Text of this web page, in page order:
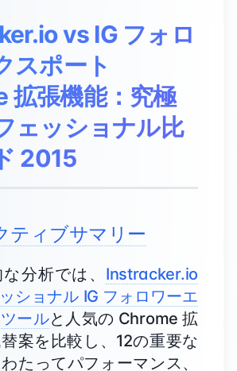
vs IG フォロ
スポート
拡張機能：究極
ェッショナル比
2015
ティブサマリー
分析では、 Instracker.io
ショナル IG フォロワーエ
ールと人気の Chrome 拡
案を比較し、12の重要な
たってパフォーマンス、